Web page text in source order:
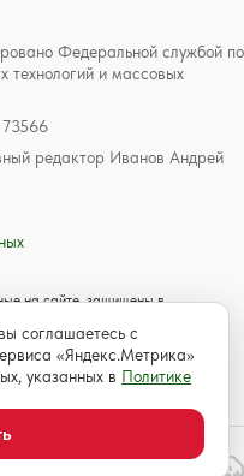
Федеральной службой по
технологий и массовых
редактор Иванов Андрей
на сайте, защищены в
об авторском
фото, аудио и
с обязательной
детей старше 16 лет.
соглашаетесь с
«Яндекс.Метрика»
указанных в Политике